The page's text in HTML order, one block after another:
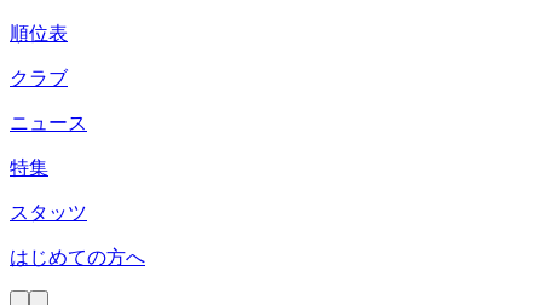
順位表
クラブ
ニュース
特集
スタッツ
はじめての方へ